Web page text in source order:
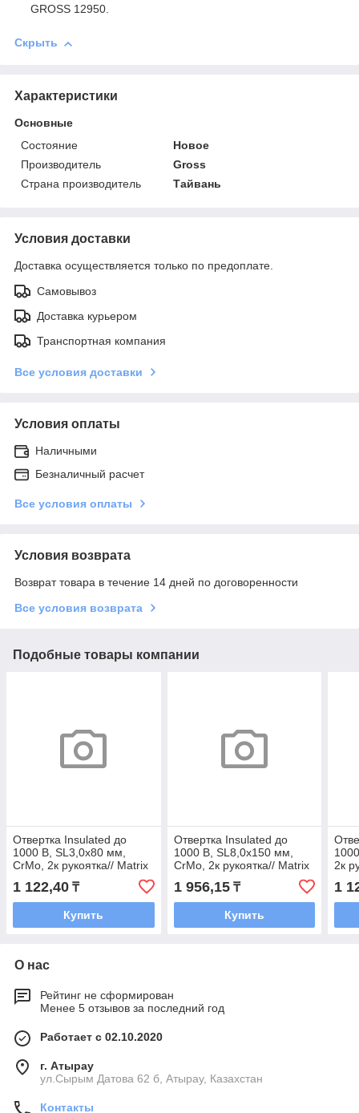
GROSS 12950.
Скрыть
Характеристики
Основные
Состояние
Новое
Производитель
Gross
Страна производитель
Тайвань
Условия доставки
Доставка осуществляется только по предоплате.
Самовывоз
Доставка курьером
Транспортная компания
Все условия доставки
Условия оплаты
Наличными
Безналичный расчет
Все условия оплаты
Условия возврата
Возврат товара в течение 14 дней по договоренности
Все условия возврата
Подобные товары компании
Отвертка Insulated до
1000 В, SL3,0x80 мм,
CrMo, 2к рукоятка// Matrix
1 122,40 ₸
Купить
Отвертка Insulated до
1000 В, SL8,0x150 мм,
CrMo, 2к рукоятка// Matrix
1 956,15₸
Купить
2к
1
О нас
Рейтинг не сформирован
Менее 5 отзывов за последний год
Работает с 02.10.2020
г. Атырау
ул.Сырым Датова 62 б, Атырау, Казахстан
Контакты